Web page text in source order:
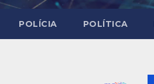
POLÍCIA POLÍTICA